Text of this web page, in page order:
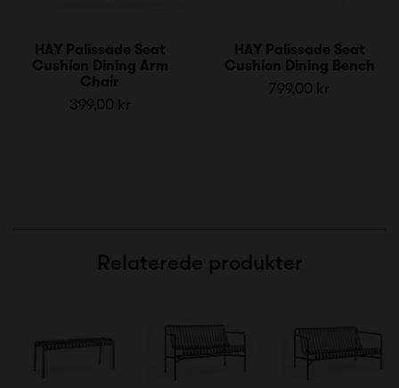
HAY Palissade Seat
Cushion Dining Arm
Chair
399,00 kr
HAY Palissade Seat
Cushion Dining Bench
799,00 kr
Relaterede produkter